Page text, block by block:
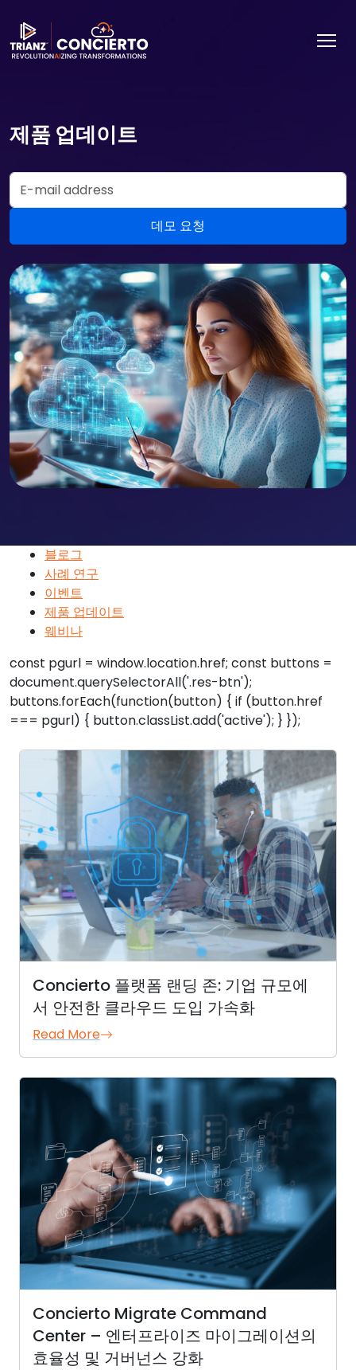
제품 업데이트
Email Address
블로그
사례 연구
이벤트
제품 업데이트
웨비나
const pgurl = window.location.href; const buttons =
document.querySelectorAll('.res-btn');
buttons.forEach(function(button) { if (button.href
=== pgurl) { button.classList.add('active'); } });
Concierto 플랫폼 랜딩 존: 기업 규모에
서 안전한 클라우드 도입 가속화
Read More
Concierto Migrate Command
Center – 엔터프라이즈 마이그레이션의
효율성 및 거버넌스 강화